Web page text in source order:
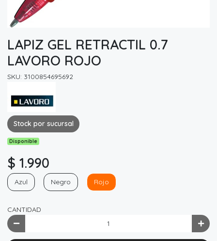
LAPIZ GEL RETRACTIL 0.7
LAVORO ROJO
SKU: 3100854695692
Stock por sucursal
Disponible
$ 1.990
Azul Negro Rojo
CANTIDAD